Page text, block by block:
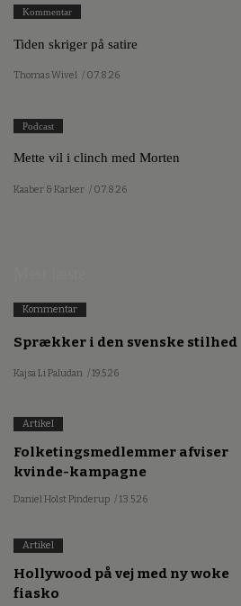
Kommentar
Tiden skriger på satire
Thomas Wivel / 07.8.26
Podcast
Mette vil i clinch med Morten
Kaaber & Karker / 07.8.26
Kommentar
Sprækker i den svenske stilhed
Kajsa Li Paludan / 19.5.26
Artikel
Folketingsmedlemmer afviser
kvinde-kampagne
Daniel Holst Pinderup / 13.5.26
Artikel
Hollywood på vej med ny woke
fiasko